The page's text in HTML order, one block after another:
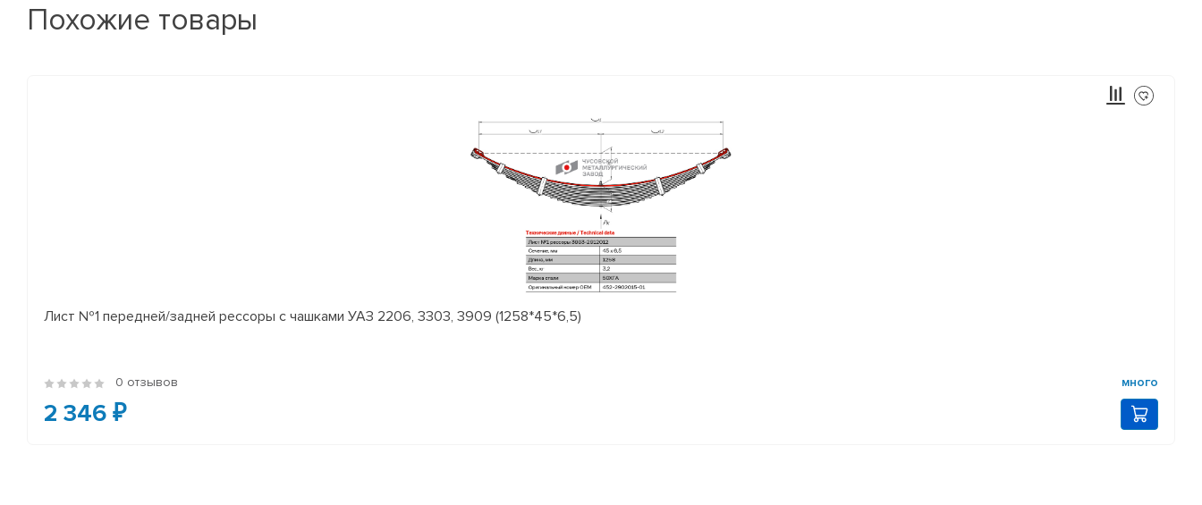
Похожие товары
Лист №1 передней/задней рессоры с чашками УАЗ 2206, 3303, 3909 (1258*45*6,5)
0 отзывов много
2 346 ₽